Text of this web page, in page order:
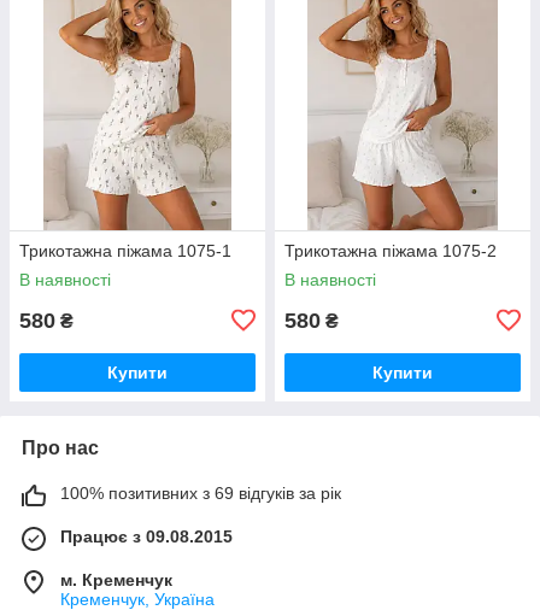
Трикотажна піжама 1075-1
В наявності
580 ₴
Купити
Трикотажна піжама 1075-2
В наявності
580 ₴
Купити
Про нас
100% позитивних з 69 відгуків за рік
Працює з 09.08.2015
м. Кременчук
Кременчук, Україна